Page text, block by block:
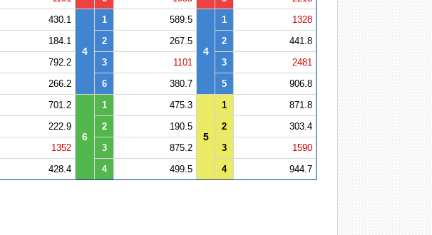
430.1
4
1 589.5
4
1
1328
184.1 2 267.5 2
441.8
792.2 3 1101 3
2481
266.2 6 380.7 5 906.8
701.2
6
1 475.3
5
1
871.8
222.9 2 190.5 2
303.4
1352 3 875.2 3
1590
428.4 4 499.5 4 944.7